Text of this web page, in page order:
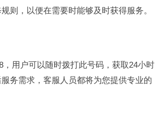
则，以便在需要时能够及时获得服务。
用户可以随时拨打此号码，获取24小时
务需求，客服人员都将为您提供专业的